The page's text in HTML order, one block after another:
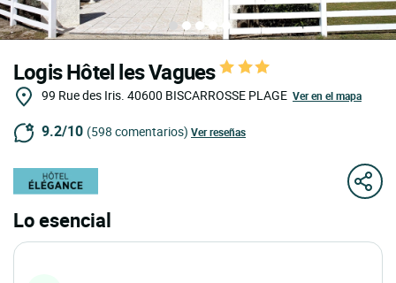
Logis Hôtel les Vagues
99 Rue des Iris. 40600 BISCARROSSE PLAGE Ver en el mapa
9.2/10 (598 comentarios) Ver reseñas
Lo esencial